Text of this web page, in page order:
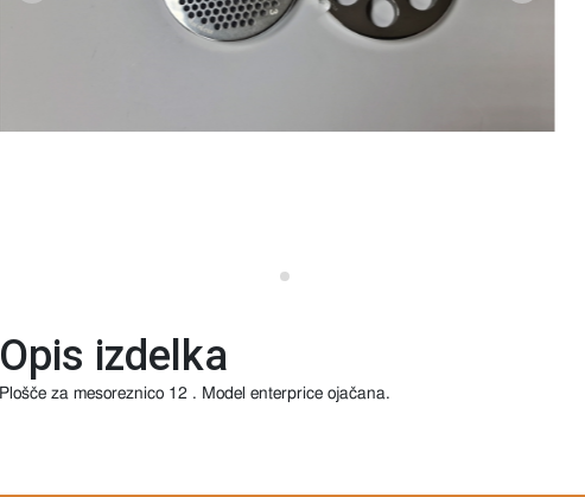
Opis izdelka
Plošče za mesoreznico 12 . Model enterprice ojačana.